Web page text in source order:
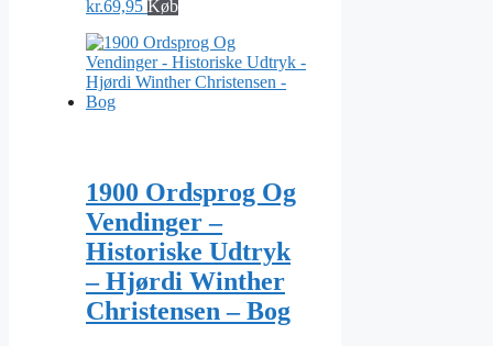
kr.69,95 Køb
1900 Ordsprog Og
Vendinger –
Historiske Udtryk
– Hjørdi Winther
Christensen – Bog